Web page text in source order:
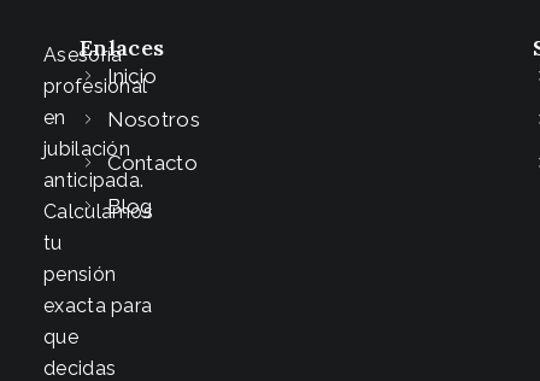
Asesoría
profesional
en
jubilación
anticipada.
Calculamos
tu
pensión
exacta para
que
decidas
Enlaces
Inicio
Nosotros
Contacto
Blog